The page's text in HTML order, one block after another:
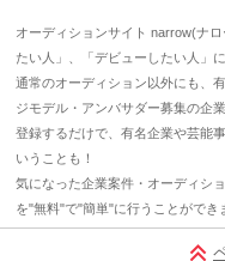
オーディションサイト narrow(ナ
たい人」、「デビューしたい人」
通常のオーディション以外にも、
ジモデル・アンバサダー募集の企
登録するだけで、有名企業や芸能
いうことも！
気になった企業案件・オーディシ
を"無料"で"簡単"に行うことができ